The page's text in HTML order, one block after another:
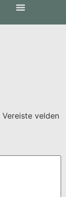
Vereiste velden